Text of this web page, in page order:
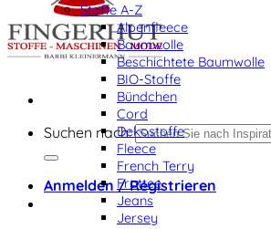
Suchen nach:
Anmelden / Registrieren
Stoffe A-Z
Alpenfleece
Baumwolle
Beschichtete Baumwolle
BIO-Stoffe
Bündchen
Cord
Dekostoffe
Fleece
French Terry
Frottee
Jeans
Jersey